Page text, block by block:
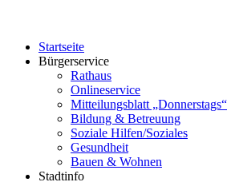
Startseite
Bürgerservice
Rathaus
Onlineservice
Mitteilungsblatt „Donnerstags“
Bildung & Betreuung
Soziale Hilfen/Soziales
Gesundheit
Bauen & Wohnen
Stadtinfo